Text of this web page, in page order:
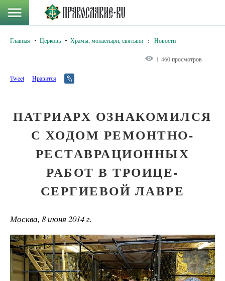
Главная Церковь Храмы, монастыри, святыни : Новости
1 460 просмотров
Tweet Нравится
ПАТРИАРХ ОЗНАКОМИЛСЯ
С ХОДОМ РЕМОНТНО-
РЕСТАВРАЦИОННЫХ
РАБОТ В ТРОИЦЕ-
СЕРГИЕВОЙ ЛАВРЕ
Москва, 8 июня 2014 г.